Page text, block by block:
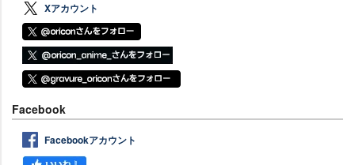
Xアカウント
Facebook
Facebookアカウント